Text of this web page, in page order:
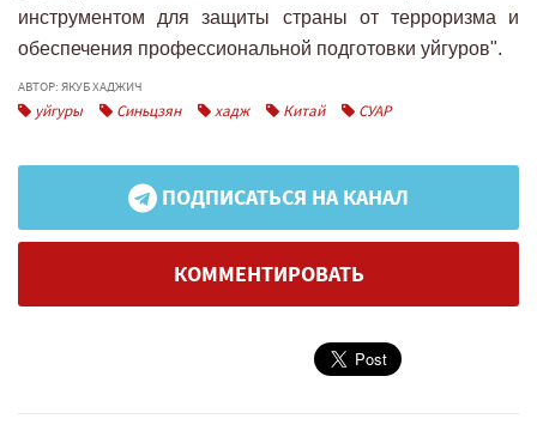
инструментом для защиты страны от терроризма и
обеспечения профессиональной подготовки уйгуров".
АВТОР: ЯКУБ ХАДЖИЧ
уйгуры Синьцзян хадж Китай СУАР
ПОДПИСАТЬСЯ НА КАНАЛ
КОММЕНТИРОВАТЬ